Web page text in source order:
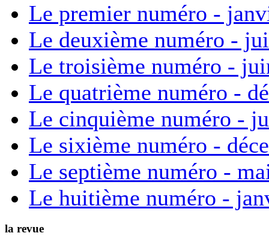
Le premier numéro -
Le deuxième numéro -
Le troisième numéro -
Le quatrième numéro -
Le cinquième numéro -
Le sixième numéro -
Le septième numéro -
Le huitième numéro -
la revue